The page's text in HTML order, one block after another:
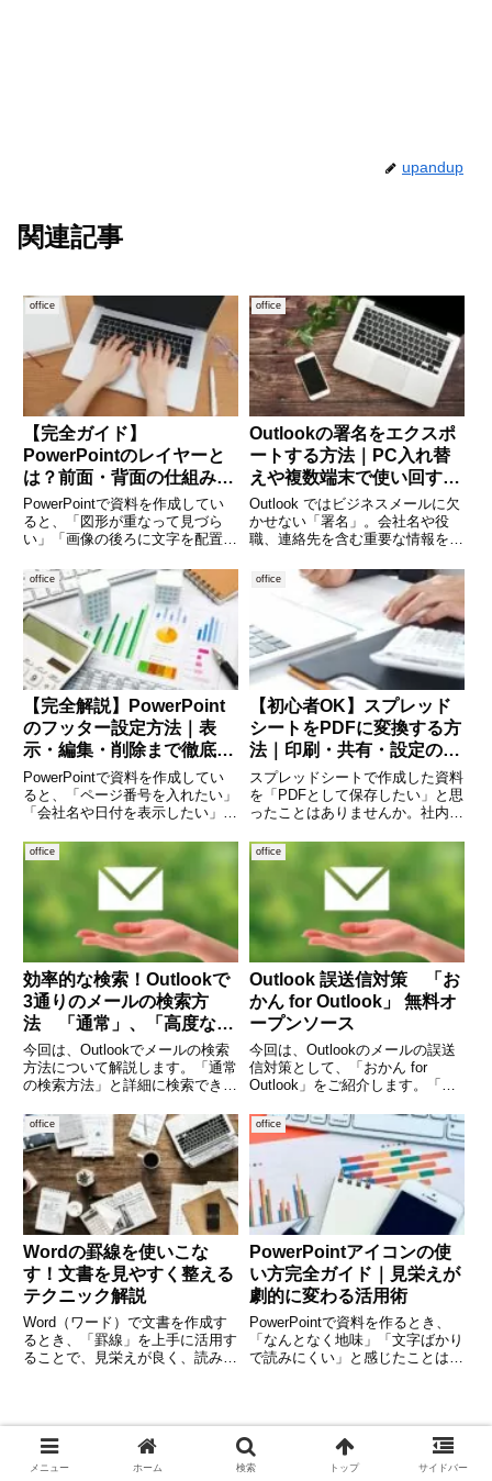
upandup
関連記事
office
【完全ガイド】
PowerPointのレイヤーと
は？前面・背面の仕組みと
使い方を徹底解説
PowerPointで資料を作成してい
ると、「図形が重なって見づら
い」「画像の後ろに文字を配置し
とがあります。こうしたときに重
要になるのが「レイヤー」の考え
方です。PowerPointには
Photoshopのよ
office
Outlookの署名をエクスポ
ートする方法｜PC入れ替
えや複数端末で使い回す手
順を詳しく解説
Outlook ではビジネスメールに欠
かせない「署名」。会社名や役
職、連絡先を含む重要な情報を毎
利な機能です。ところが、パソコ
ンの買い替えや異動による端末変
更、新しいPCへの移行時に「署
名をもう一度作り直すのは
office
【完全解説】PowerPoint
のフッター設定方法｜表
示・編集・削除まで徹底ガ
イド
PowerPointで資料を作成してい
ると、「ページ番号を入れたい」
「会社名や日付を表示したい」と
うか。そんなときに活躍するのが
フッター機能です。フッターを上
手に使うことで、資料の見やすさ
や信頼性が大きく向上し
office
【初心者OK】スプレッド
シートをPDFに変換する方
法｜印刷・共有・設定のコ
ツまで徹底解説
スプレッドシートで作成した資料
を「PDFとして保存したい」と思
ったことはありませんか。社内資
用データの作成など、PDF形式で
の出力はビジネスシーンで非常に
重要です。特に Google スプレッ
ドシート は、ブラ
office
効率的な検索！Outlookで
3通りのメールの検索方
法 「通常」、「高度な検
索」、「検索フォルダ」
今回は、Outlookでメールの検索
方法について解説します。「通常
の検索方法」と詳細に検索できる
ーを使用した検索」について解説
します。解説するOutlookのバー
ジョンは、「 Microsoft 365 MSO
office
Outlook 誤送信対策 「お
かん for Outlook」 無料オ
ープンソース
今回は、Outlookのメールの誤送
信対策として、「おかん for
Outlook」をご紹介します。「お
ースで使用するのに、費用はかか
りません。メール送信前に確認画
面を表示し、項目をチェックしな
いと
office
Wordの罫線を使いこな
す！文書を見やすく整える
テクニック解説
Word（ワード）で文書を作成す
るとき、「罫線」を上手に活用す
ることで、見栄えが良く、読みや
したり、注釈を囲んだりと、様々
な用途で使えるのが罫線の魅力
office
PowerPointアイコンの使
い方完全ガイド｜見栄えが
劇的に変わる活用術
PowerPointで資料を作るとき、
「なんとなく地味」「文字ばかり
で読みにくい」と感じたことはあ
で、資料は一気に分かりやすくな
り、視覚的に伝わるプレ
メニュー ホーム 検索 トップ サイドバー